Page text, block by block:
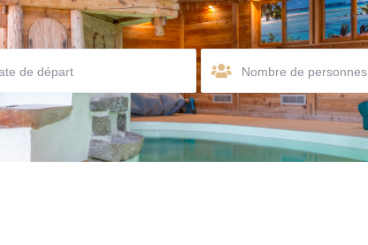
Nombre de personnes